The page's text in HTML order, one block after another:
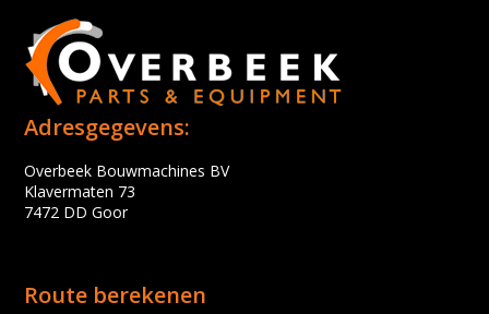
Adresgegevens:
Overbeek Bouwmachines BV
Klavermaten 73
7472 DD Goor
Route berekenen